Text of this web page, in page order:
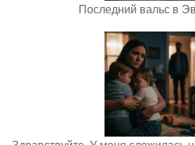
Последний вальс в